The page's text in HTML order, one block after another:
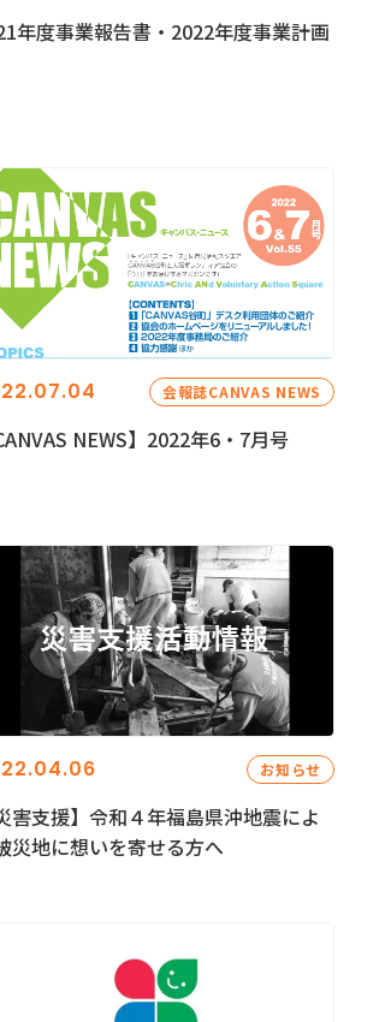
年度事業報告書・2022年度事業計画
会報誌CANVAS NEWS
NEWS】2022年6・7月号
お知らせ
害支援】令和４年福島県沖地震によ
災地に想いを寄せる方へ